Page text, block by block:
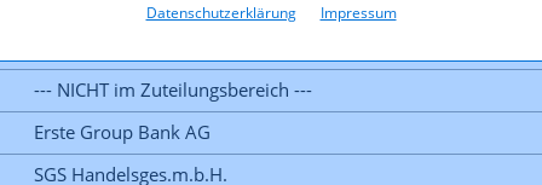
Datenschutzerklärung Impressum